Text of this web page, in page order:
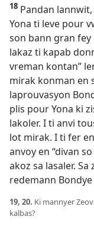
18 Pandan
Yona ti leve pour
son bann gran
lakaz ti kapab
vreman kontan”
mirak konman en
laprouvasyon
plis pour Yona ki
lakoler. I ti anvi
lot mirak. I ti fer
anvoy en “divan
akoz sa lasaler.
redemann
19, 20. Ki mannyer
kalbas?